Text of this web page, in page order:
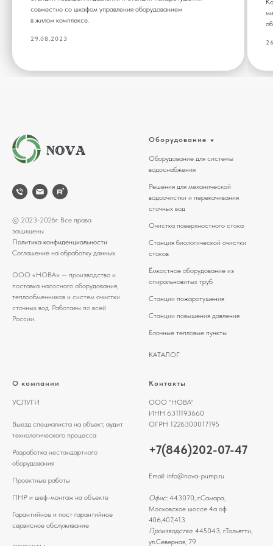
совместно со шкафом управления оборудованием
в жилом комплексе.
29.08.2023
© 2023-2026г. Все права
защищены
Политика конфиденциальности
Соглашение на обработку данных
ООО «НОВА» — производство и
поставка насосного оборудования,
теплообменников и систем очистки
сточных вод. Работаем по всей
России.
Оборудование
Оборудование для системы
водоснабжения
Решения для механической
водоочистки и перекачивания
сточных вод
Очистка поверхностного стока
Станция биологической очистки
стоков
Ёмкостное оборудование из
спиральновитых труб
Станции пожаротушения
Станции повышения давления
Блочные тепловые пункты
КАТАЛОГ
О компании
УСЛУГИ
Выезд специалиста на объект, аудит
технологического процесса
Разработка нестандартного
оборудования
Проектные работы
ПНР и шеф-монтаж на объекте
Гарантийное и пост гарантийное
сервисное обслуживание
Контакты
ООО "НОВА"
ИНН 6311193660
ОГРН 1226300017195
+7(846)202-07-47
Email: info@nova-pump.ru
Офис: 443070, г.Самара,
Московское шоссе 4а оф
406,407,413
Производство: 445043, г.Тольятти,
ул.Северная, 79